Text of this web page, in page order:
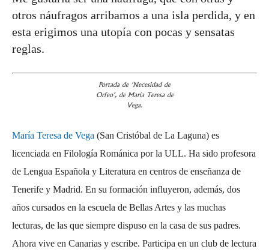
otros náufragos arribamos a una isla perdida, y en
esta erigimos una utopía con pocas y sensatas
reglas.
Portada de ‘Necesidad de
Orfeo’, de María Teresa de
Vega.
María Teresa de Vega (San Cristóbal de La Laguna) es
licenciada en Filología Románica por la ULL. Ha sido profesora
de Lengua Española y Literatura en centros de enseñanza de
Tenerife y Madrid. En su formación influyeron, además, dos
años cursados en la escuela de Bellas Artes y las muchas
lecturas, de las que siempre dispuso en la casa de sus padres.
Ahora vive en Canarias y escribe. Participa en un club de lectura